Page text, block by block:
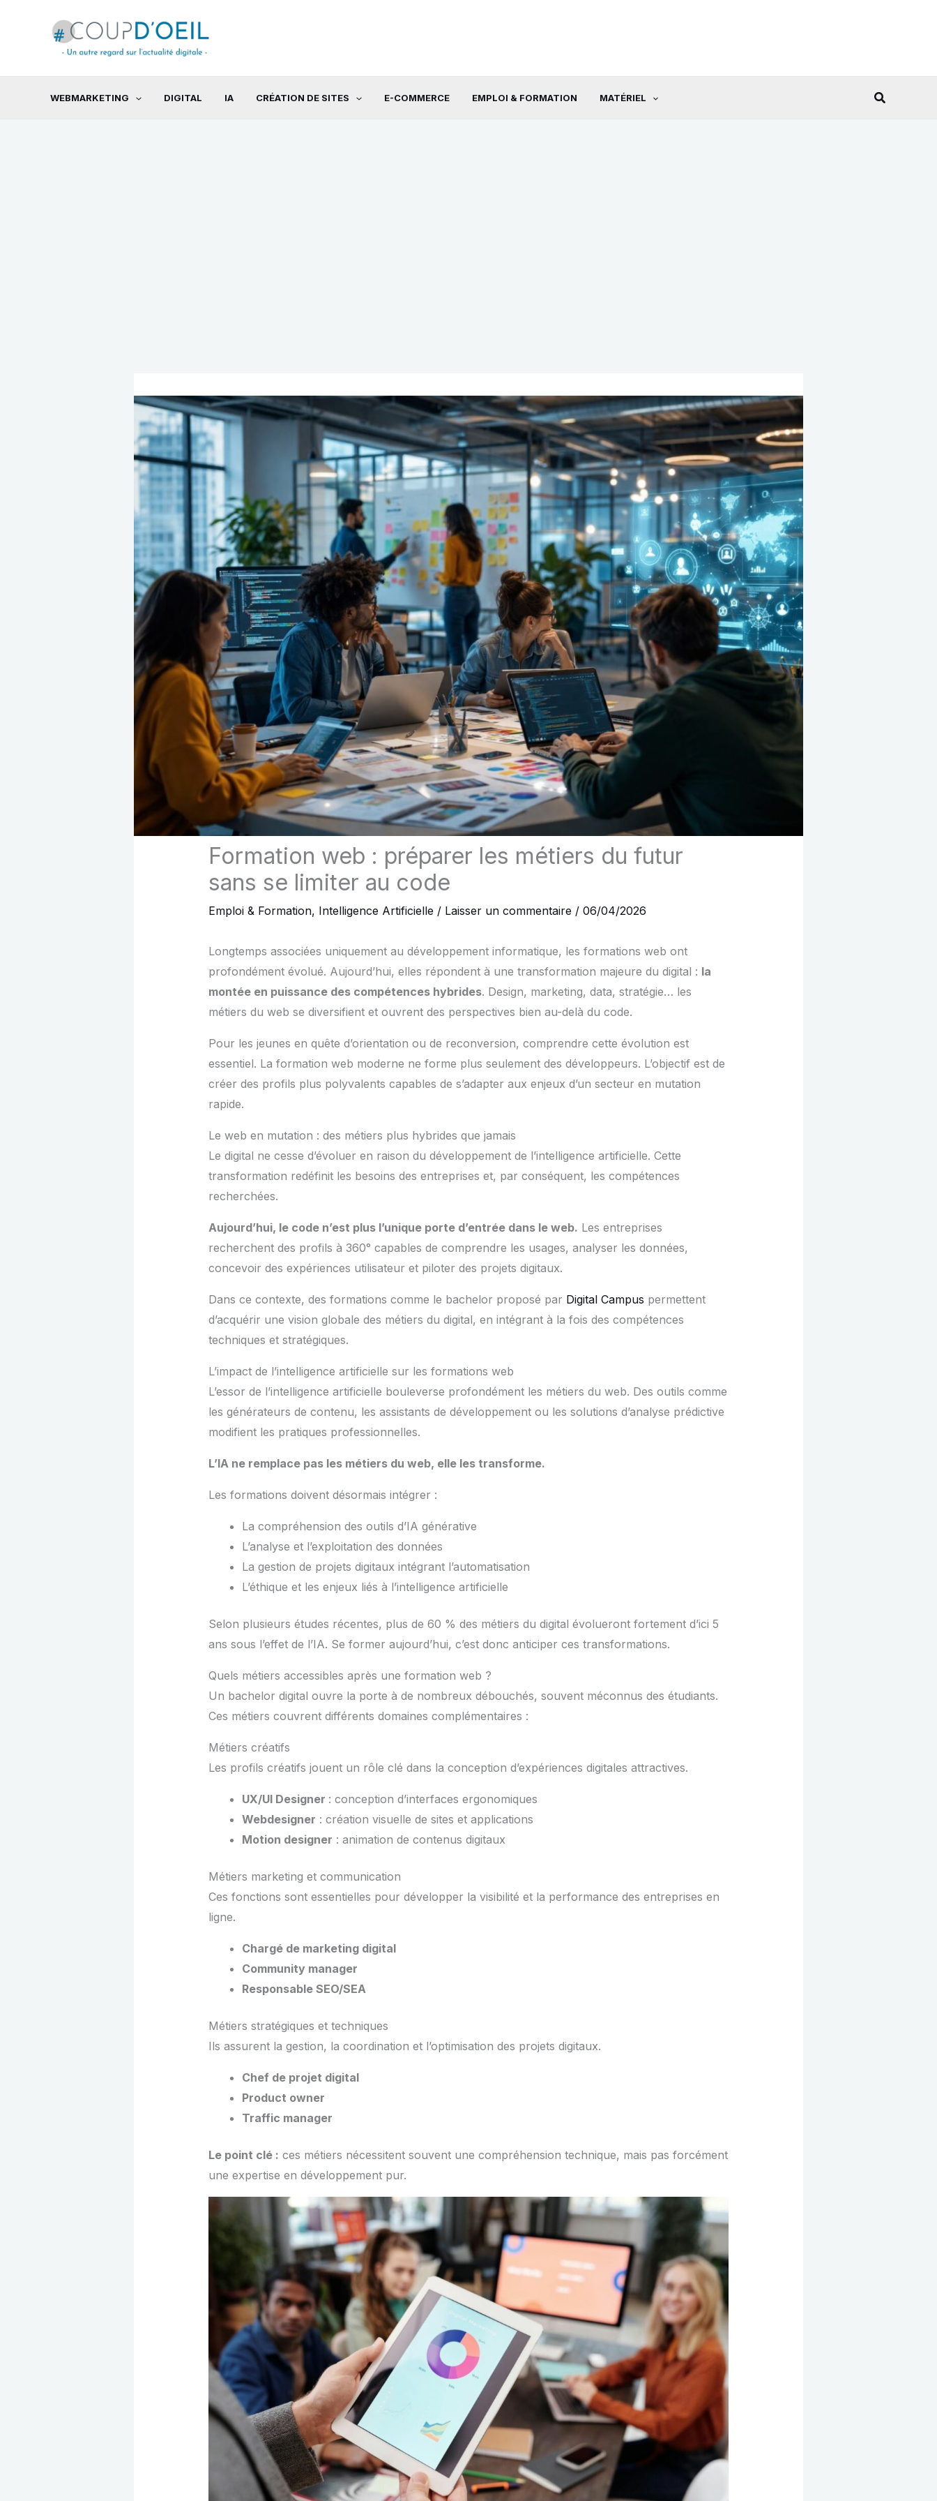
WEBMARKETING DIGITAL IA CRÉATION DE SITES E-COMMERCE EMPLOI & FORMATION MATÉRIEL
Formation web : préparer les métiers du futur
sans se limiter au code
Emploi & Formation, Intelligence Artificielle / Laisser un commentaire / 06/04/2026
Longtemps associées uniquement au développement informatique, les formations web ont
profondément évolué. Aujourd’hui, elles répondent à une transformation majeure du digital : la
montée en puissance des compétences hybrides. Design, marketing, data, stratégie… les
métiers du web se diversifient et ouvrent des perspectives bien au-delà du code.
Pour les jeunes en quête d’orientation ou de reconversion, comprendre cette évolution est
essentiel. La formation web moderne ne forme plus seulement des développeurs. L’objectif est de
créer des profils plus polyvalents capables de s’adapter aux enjeux d’un secteur en mutation
rapide.
Le web en mutation : des métiers plus hybrides que jamais
Le digital ne cesse d’évoluer en raison du développement de l’intelligence artificielle. Cette
transformation redéfinit les besoins des entreprises et, par conséquent, les compétences
recherchées.
Aujourd’hui, le code n’est plus l’unique porte d’entrée dans le web. Les entreprises
recherchent des profils à 360° capables de comprendre les usages, analyser les données,
concevoir des expériences utilisateur et piloter des projets digitaux.
Dans ce contexte, des formations comme le bachelor proposé par Digital Campus permettent
d’acquérir une vision globale des métiers du digital, en intégrant à la fois des compétences
techniques et stratégiques.
L’impact de l’intelligence artificielle sur les formations web
L’essor de l’intelligence artificielle bouleverse profondément les métiers du web. Des outils comme
les générateurs de contenu, les assistants de développement ou les solutions d’analyse prédictive
modifient les pratiques professionnelles.
L’IA ne remplace pas les métiers du web, elle les transforme.
Les formations doivent désormais intégrer :
La compréhension des outils d’IA générative
L’analyse et l’exploitation des données
La gestion de projets digitaux intégrant l’automatisation
L’éthique et les enjeux liés à l’intelligence artificielle
Selon plusieurs études récentes, plus de 60 % des métiers du digital évolueront fortement d’ici 5
ans sous l’effet de l’IA. Se former aujourd’hui, c’est donc anticiper ces transformations.
Quels métiers accessibles après une formation web ?
Un bachelor digital ouvre la porte à de nombreux débouchés, souvent méconnus des étudiants.
Ces métiers couvrent différents domaines complémentaires :
Métiers créatifs
Les profils créatifs jouent un rôle clé dans la conception d’expériences digitales attractives.
UX/UI Designer : conception d’interfaces ergonomiques
Webdesigner : création visuelle de sites et applications
Motion designer : animation de contenus digitaux
Métiers marketing et communication
Ces fonctions sont essentielles pour développer la visibilité et la performance des entreprises en
ligne.
Chargé de marketing digital
Community manager
Responsable SEO/SEA
Métiers stratégiques et techniques
Ils assurent la gestion, la coordination et l’optimisation des projets digitaux.
Chef de projet digital
Product owner
Traffic manager
Le point clé : ces métiers nécessitent souvent une compréhension technique, mais pas forcément
une expertise en développement pur.